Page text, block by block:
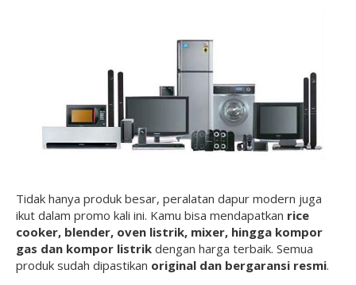
Tidak hanya produk besar, peralatan dapur modern juga
ikut dalam promo kali ini. Kamu bisa mendapatkan rice
cooker, blender, oven listrik, mixer, hingga kompor
gas dan kompor listrik dengan harga terbaik. Semua
produk sudah dipastikan original dan bergaransi resmi.